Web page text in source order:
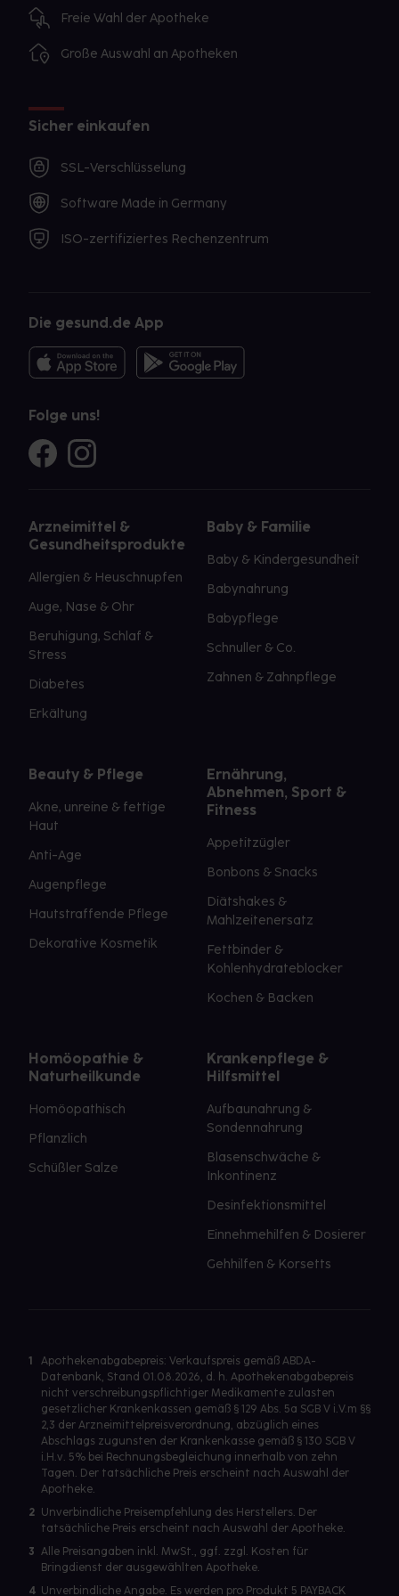
Freie Wahl der Apotheke
Große Auswahl an Apotheken
Sicher einkaufen
SSL-Verschlüsselung
Software Made in Germany
ISO-zertifiziertes Rechenzentrum
Die gesund.de App
Folge uns!
Arzneimittel &
Gesundheitsprodukte
Allergien & Heuschnupfen
Auge, Nase & Ohr
Beruhigung, Schlaf &
Stress
Diabetes
Erkältung
Baby & Familie
Baby & Kindergesundheit
Babynahrung
Babypflege
Schnuller & Co.
Zahnen & Zahnpflege
Beauty & Pflege
Akne, unreine & fettige
Haut
Anti-Age
Augenpflege
Hautstraffende Pflege
Dekorative Kosmetik
Ernährung,
Abnehmen, Sport &
Fitness
Appetitzügler
Bonbons & Snacks
Diätshakes &
Mahlzeitenersatz
Fettbinder &
Kohlenhydrateblocker
Kochen & Backen
Homöopathie &
Naturheilkunde
Homöopathisch
Pflanzlich
Schüßler Salze
Krankenpflege &
Hilfsmittel
Aufbaunahrung &
Sondennahrung
Blasenschwäche &
Inkontinenz
Desinfektionsmittel
Einnehmehilfen & Dosierer
Gehhilfen & Korsetts
1
Apothekenabgabepreis: Verkaufspreis gemäß ABDA-
Datenbank, Stand 01.08.2026, d. h. Apothekenabgabepreis
nicht verschreibungspflichtiger Medikamente zulasten
gesetzlicher Krankenkassen gemäß § 129 Abs. 5a SGB V i.V.m §§
2,3 der Arzneimittelpreisverordnung, abzüglich eines
Abschlags zugunsten der Krankenkasse gemäß § 130 SGB V
i.H.v. 5% bei Rechnungsbegleichung innerhalb von zehn
Tagen. Der tatsächliche Preis erscheint nach Auswahl der
Apotheke.
2 Unverbindliche Preisempfehlung des Herstellers. Der
tatsächliche Preis erscheint nach Auswahl der Apotheke.
3 Alle Preisangaben inkl. MwSt., ggf. zzgl. Kosten für
Bringdienst der ausgewählten Apotheke.
4 Unverbindliche Angabe. Es werden pro Produkt 5 PAYBACK